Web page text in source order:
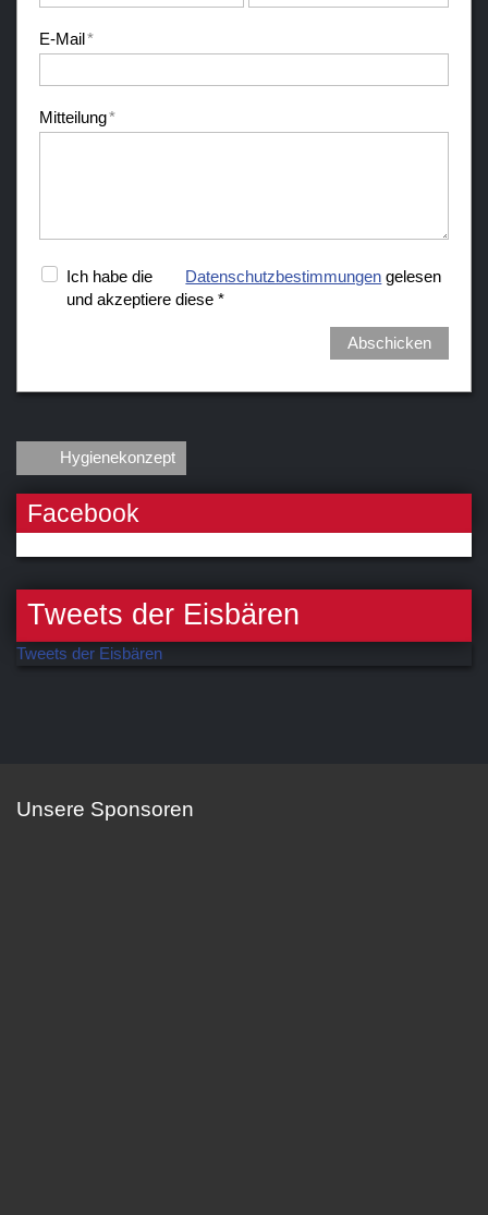
E-Mail*
Mitteilung*
Ich habe die Datenschutzbestimmungen gelesen
und akzeptiere diese *
Abschicken
Hygienekonzept
Facebook
Tweets der Eisbären
Tweets der Eisbären
Unsere Sponsoren